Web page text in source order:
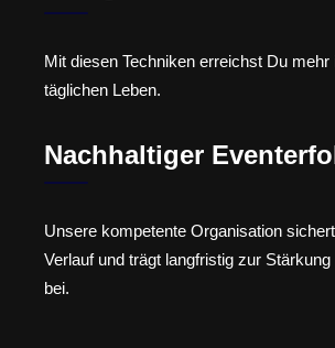
Mit diesen Techniken erreichst Du mehr
täglichen Leben.
Nachhaltiger
Unsere kompetente Organisation
Verlauf und trägt langfristig zur
bei.